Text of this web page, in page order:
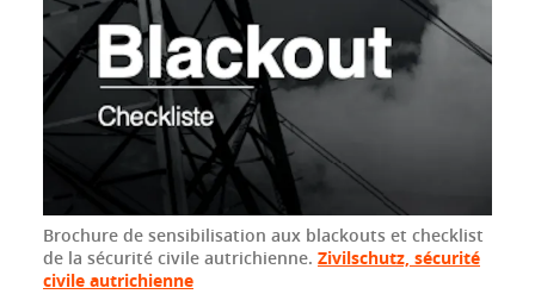
Brochure de sensibilisation aux blackouts et checklist
de la sécurité civile autrichienne. Zivilschutz, sécurité
civile autrichienne